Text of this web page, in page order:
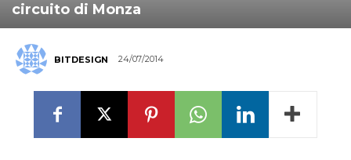
circuito di Monza
BITDESIGN 24/07/2014